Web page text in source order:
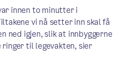
innen to minutter i
vi nå setter inn skal få
ned igjen, slik at innbyggerne
ringer til legevakten, sier